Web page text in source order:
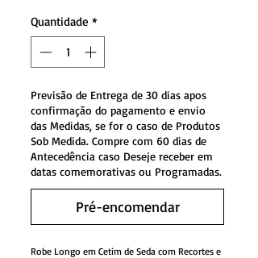
Quantidade *
Previsão de Entrega de 30 dias apos
confirmação do pagamento e envio
das Medidas, se for o caso de Produtos
Sob Medida. Compre com 60 dias de
Antecedência caso Deseje receber em
datas comemorativas ou Programadas.
Pré-encomendar
Robe Longo em Cetim de Seda com Recortes e